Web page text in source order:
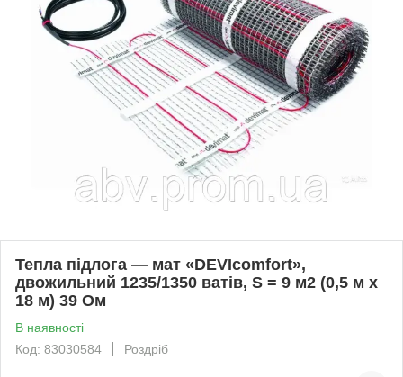
Тепла підлога — мат «DEVIcomfort»,
двожильний 1235/1350 ватів, S = 9 м2 (0,5 м х
18 м) 39 Ом
В наявності
Код: 83030584
Роздріб